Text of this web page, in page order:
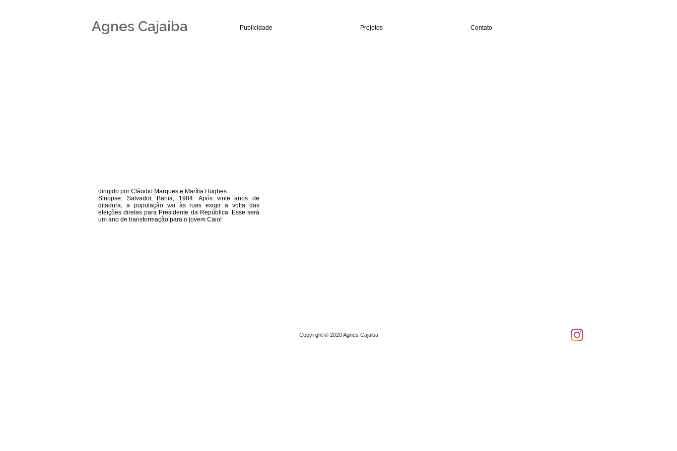
Agnes Cajaiba Publicidade Projetos Contato
dirigido por Cláudio Marques e Marília Hughes.
Sinopse: Salvador, Bahia, 1984. Após vinte anos de
ditadura, a população vai às ruas exigir a volta das
eleições diretas para Presidente da República. Esse será
um ano de transformação para o jovem Caio!
Copyright © 2020 Agnes Cajaiba